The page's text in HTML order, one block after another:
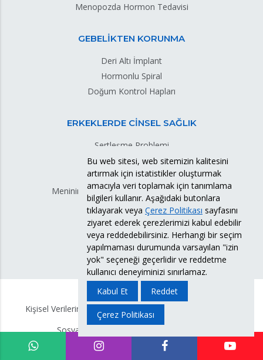
Menopozda Hormon Tedavisi
GEBELİKTEN KORUNMA
Deri Altı İmplant
Hormonlu Spiral
Doğum Kontrol Hapları
ERKEKLERDE CİNSEL SAĞLIK
Sertleşme Problemi
Erken Boşalma
Meni (Ejekülat)
Meninin Sulu Gelmesi Veya Kıvamlı Olması
Meni Sızıntısı
Testis Torsiyonu
Kişisel Verilerin Korunması Politikası
Sosyal Medya Hesabı Aydınlatma Metni
Copyright
Doç. Dr. Süleyman Eserdağ.
Tüm Hakları
Bu web sitesi, web sitemizin kalitesini
artırmak için istatistikler oluşturmak
amacıyla veri toplamak için tanımlama
bilgileri kullanır. Aşağıdaki butonlara
tıklayarak veya Çerez Politikası sayfasını
ziyaret ederek çerezlerimizi kabul edebilir
veya reddedebilirsiniz. Herhangi bir seçim
yapılmaması durumunda varsayılan "izin
yok" seçeneği geçerlidir ve reddetme
kullanıcı deneyiminizi sınırlamaz.
Kabul Et
Reddet
Çerez Politikası